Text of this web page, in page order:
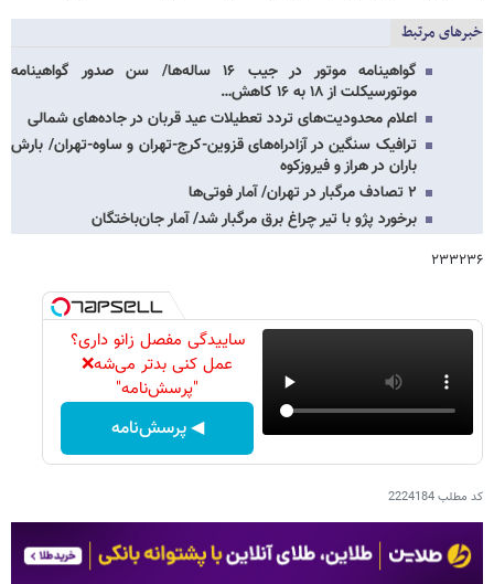
خبرهای مرتبط
گواهینامه موتور در جیب ۱۶ ساله‌ها/ سن صدور گواهینامه
موتورسیکلت از ۱۸ به ۱۶ کاهش…
اعلام محدودیت‌های تردد تعطیلات عید قربان در جاده‌های شمالی
ترافیک سنگین در آزادراه‌های قزوین‑کرج‑تهران و ساوه‑تهران/ بارش
باران در هراز و فیروزکوه
۲ تصادف مرگبار در تهران/ آمار فوتی‌ها
برخورد پژو با تیر چراغ برق مرگبار شد/ آمار جان‌باختگان
۲۳۳۲۳۶
ساییدگی مفصل زانو داری؟
عمل کنی بدتر می‌شه❌
"پرسش‌نامه"
◀ پرسش‌نامه
کد مطلب2224184